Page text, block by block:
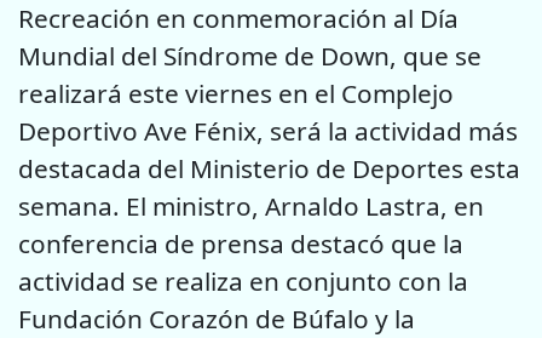
Recreación en conmemoración al Día
Mundial del Síndrome de Down, que se
realizará este viernes en el Complejo
Deportivo Ave Fénix, será la actividad más
destacada del Ministerio de Deportes esta
semana. El ministro, Arnaldo Lastra, en
conferencia de prensa destacó que la
actividad se realiza en conjunto con la
Fundación Corazón de Búfalo y la